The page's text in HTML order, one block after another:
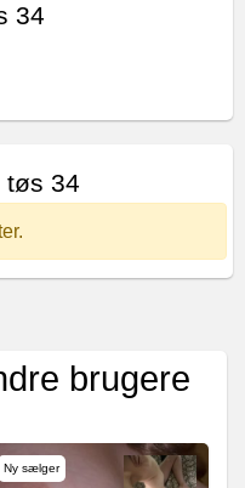
34
tøs 34
brugere
Ny sælger